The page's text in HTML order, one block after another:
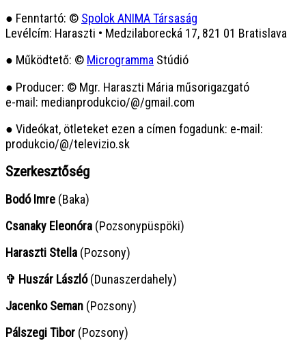
● Fenntartó: © Spolok ANIMA Társaság
Levélcím: Haraszti • Medzilaborecká 17, 821 01 Bratislava
● Működtető: © Microgramma Stúdió
● Producer: © Mgr. Haraszti Mária műsorigazgató
e-mail: medianprodukcio/@/gmail.com
● Videókat, ötleteket ezen a címen fogadunk: e-mail:
produkcio/@/televizio.sk
Szerkesztőség
Bodó Imre (Baka)
Csanaky Eleonóra (Pozsonypüspöki)
Haraszti Stella (Pozsony)
✞ Huszár László(Dunaszerdahely)
Jacenko Seman (Pozsony)
Pálszegi Tibor (Pozsony)